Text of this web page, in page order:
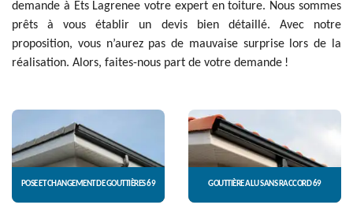
demande à Ets Lagrenee votre expert en toiture. Nous sommes
prêts à vous établir un devis bien détaillé. Avec notre
proposition, vous n’aurez pas de mauvaise surprise lors de la
réalisation. Alors, faites-nous part de votre demande !
POSE ET CHANGEMENT DE GOUTTIÈRES 69 GOUTTIÈRE ALU SANS RACCORD 69